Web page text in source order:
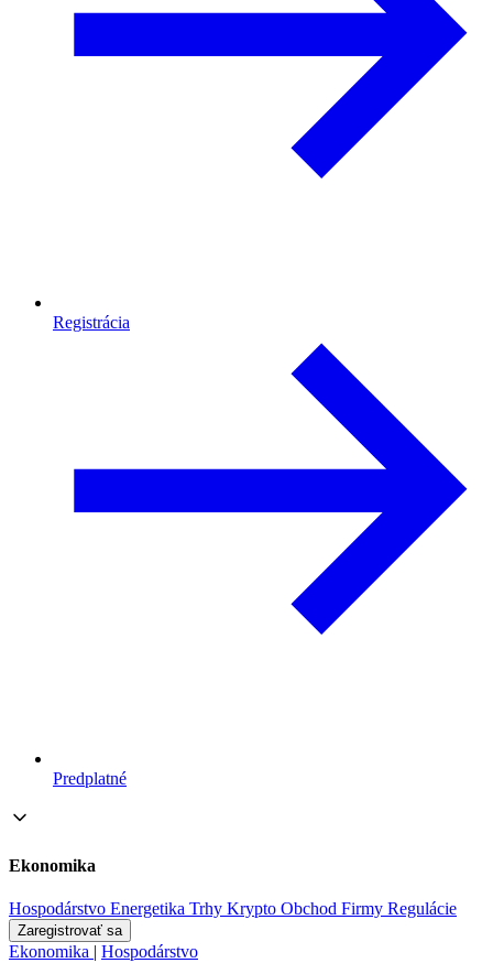
Registrácia
Predplatné
Ekonomika
Hospodárstvo Energetika Trhy Krypto Obchod Firmy Regulácie
Zaregistrovať sa
Ekonomika | Hospodárstvo